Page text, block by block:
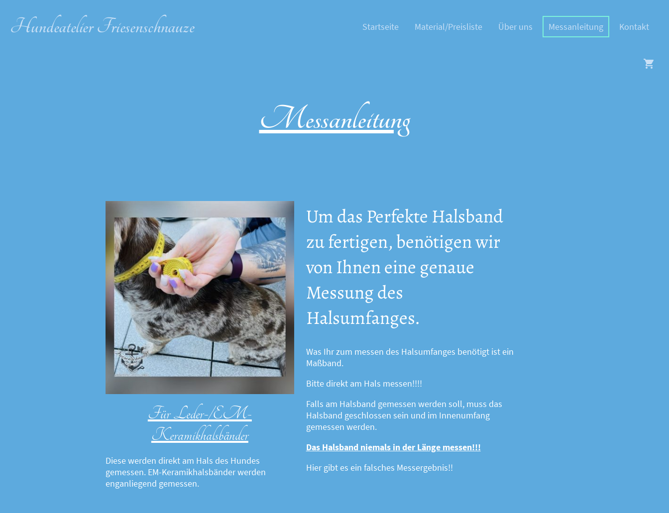
Hundeatelier Friesenschnauze Startseite Material/Preisliste Über uns Messanleitung Kontakt
Messanleitung
Für Leder-/EM-
Keramikhalsbänder
Diese werden direkt am Hals des Hundes
gemessen. EM-Keramikhalsbänder werden
enganliegend gemessen.
Um das Perfekte Halsband
zu fertigen, benötigen wir
von Ihnen eine genaue
Messung des
Halsumfanges.
Was Ihr zum messen des Halsumfanges benötigt ist ein
Maßband.
Bitte direkt am Hals messen!!!!
Falls am Halsband gemessen werden soll, muss das
Halsband geschlossen sein und im Innenumfang
gemessen werden.
Das Halsband niemals in der Länge messen!!!
Hier gibt es ein falsches Messergebnis!!